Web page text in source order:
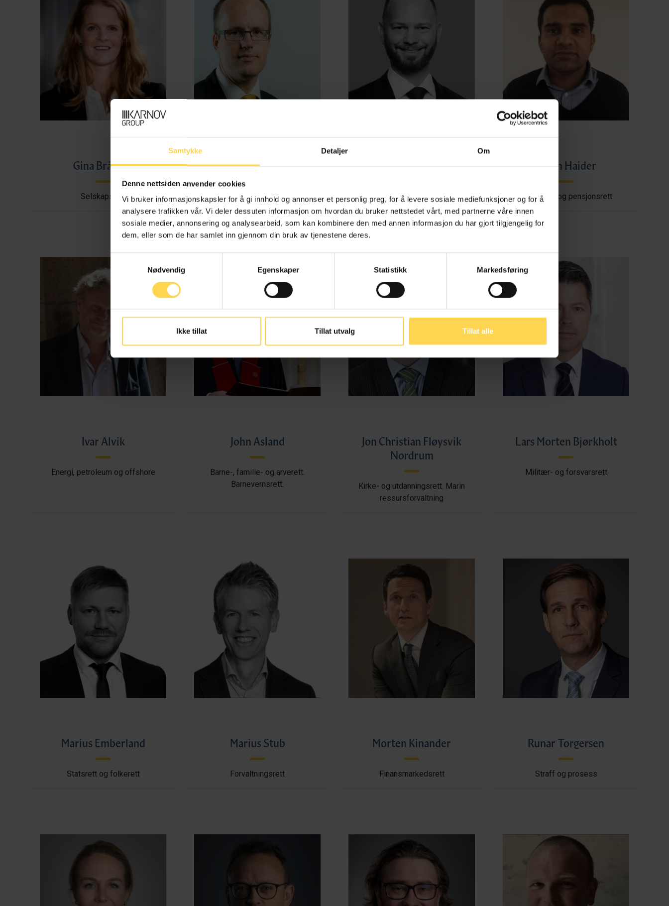
Samtykke Detaljer Om
Denne nettsiden anvender cookies
Vi bruker informasjonskapsler for å gi innhold og annonser et personlig preg, for å levere sosiale mediefunksjoner og for å
analysere trafikken vår. Vi deler dessuten informasjon om hvordan du bruker nettstedet vårt, med partnerne våre innen
sosiale medier, annonsering og analysearbeid, som kan kombinere den med annen informasjon du har gjort tilgjengelig for
dem, eller som de har samlet inn gjennom din bruk av tjenestene deres.
Samtykkevalg
Nødvendig
Egenskaper Statistikk Markedsføring
Ikke tillat Tillat utvalg Tillat alle
Gina Bråthen
Selskapsrett
Harald Benestad Anderssen
Avtale-, kontrakts- og boligrett
Henrik Bjørnebye
Energi, petroleum og offshore
Imran Haider
Trygderett og pensjonsrett
Ivar Alvik
Energi, petroleum og offshore
John Asland
Barne-, familie- og arverett.
Barnevernsrett.
Jon Christian Fløysvik
Nordrum
Kirke- og utdanningsrett. Marin
ressursforvaltning
Lars Morten Bjørkholt
Militær- og forsvarsrett
Marius Emberland
Statsrett og folkerett
Marius Stub
Forvaltningsrett
Morten Kinander
Finansmarkedsrett
Runar Torgersen
Straff og prosess